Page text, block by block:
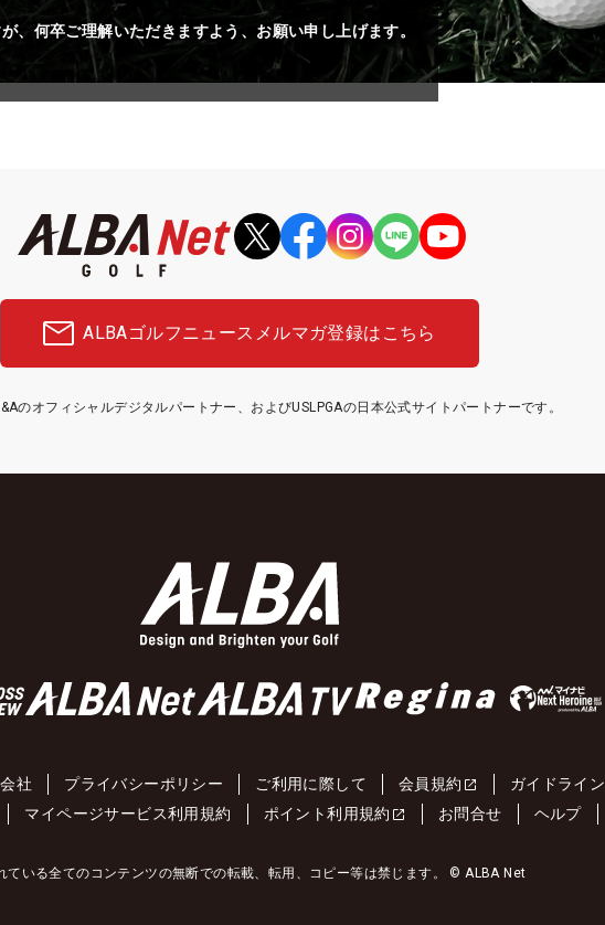
、何卒ご理解いただきますよう、お願い申し上げます。
ALBAゴルフニュース メルマガ登録はこちら
のオフィシャルデジタルパートナー、およびUSLPGAの日本公式サイトパートナーです。
社 プライバシーポリシー ご利用に際して 会員規約 ガイドライン
マイページサービス利用規約 ポイント利用規約 お問合せ ヘルプ
ている全てのコンテンツの無断での転載、転用、コピー等は禁じます。 © ALBA Net